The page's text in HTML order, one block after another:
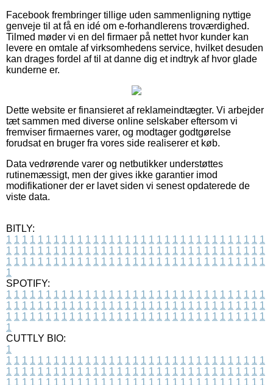
Facebook frembringer tillige uden sammenligning nyttige
genveje til at få en idé om e-forhandlerens troværdighed.
Tilmed møder vi en del firmaer på nettet hvor kunder kan
levere en omtale af virksomhedens service, hvilket desuden
kan drages fordel af til at danne dig et indtryk af hvor glade
kunderne er.
Dette website er finansieret af reklameindtægter. Vi arbejder
tæt sammen med diverse online selskaber eftersom vi
fremviser firmaernes varer, og modtager godtgørelse
forudsat en bruger fra vores side realiserer et køb.
Data vedrørende varer og netbutikker understøttes
rutinemæssigt, men der gives ikke garantier imod
modifikationer der er lavet siden vi senest opdaterede de
viste data.
BITLY:
1 1 1 1 1 1 1 1 1 1 1 1 1 1 1 1 1 1 1 1 1 1 1 1 1 1 1 1 1 1 1 1 1
1 1 1 1 1 1 1 1 1 1 1 1 1 1 1 1 1 1 1 1 1 1 1 1 1 1 1 1 1 1 1 1 1
1 1 1 1 1 1 1 1 1 1 1 1 1 1 1 1 1 1 1 1 1 1 1 1 1 1 1 1 1 1 1 1 1
1
SPOTIFY:
1 1 1 1 1 1 1 1 1 1 1 1 1 1 1 1 1 1 1 1 1 1 1 1 1 1 1 1 1 1 1 1 1
1 1 1 1 1 1 1 1 1 1 1 1 1 1 1 1 1 1 1 1 1 1 1 1 1 1 1 1 1 1 1 1 1
1 1 1 1 1 1 1 1 1 1 1 1 1 1 1 1 1 1 1 1 1 1 1 1 1 1 1 1 1 1 1 1 1
1
CUTTLY BIO:
1
1 1 1 1 1 1 1 1 1 1 1 1 1 1 1 1 1 1 1 1 1 1 1 1 1 1 1 1 1 1 1 1 1
1 1 1 1 1 1 1 1 1 1 1 1 1 1 1 1 1 1 1 1 1 1 1 1 1 1 1 1 1 1 1 1 1
1 1 1 1 1 1 1 1 1 1 1 1 1 1 1 1 1 1 1 1 1 1 1 1 1 1 1 1 1 1 1 1 1